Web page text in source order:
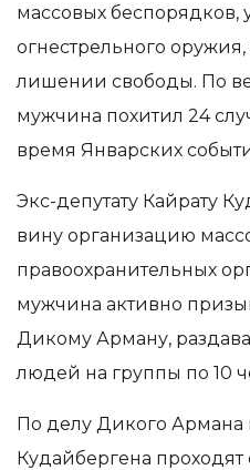
массовых беспорядков,
огнестрельного
лишении свободы. По
мужчина похитил 24
время Январских
Экс-депутату Кайрату
вину организацию
правоохранительных
мужчина активно
Дикому Арману,
людей на группы по 10
По делу Дикого Армана
Кудайбергена